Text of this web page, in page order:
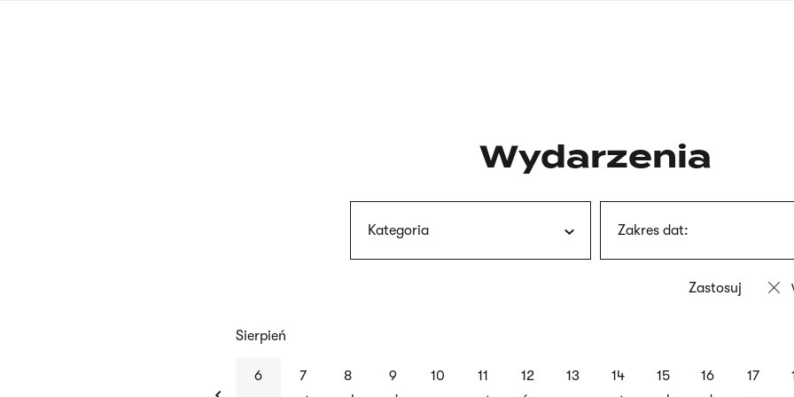
Wydarzenia
Kategoria Zakres dat:
previous
Sierpień
6
7
8
9
10
11
12
13
14
15
16
17